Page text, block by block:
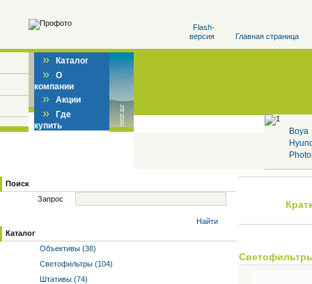
Flash-
версия
Главная страница
» Каталог
» О
компании
» Акции
» Где
купить
Boya
Поиск
Запрос
Найти
Каталог
Объективы (38)
Светофильтры (104)
Штативы (74)